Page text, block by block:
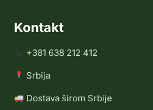
Kontakt
+381 638 212 412
Srbija
Dostava širom Srbije